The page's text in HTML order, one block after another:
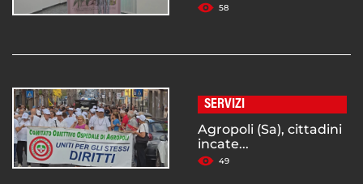
58
SERVIZI
Agropoli (Sa), cittadini
incate...
49